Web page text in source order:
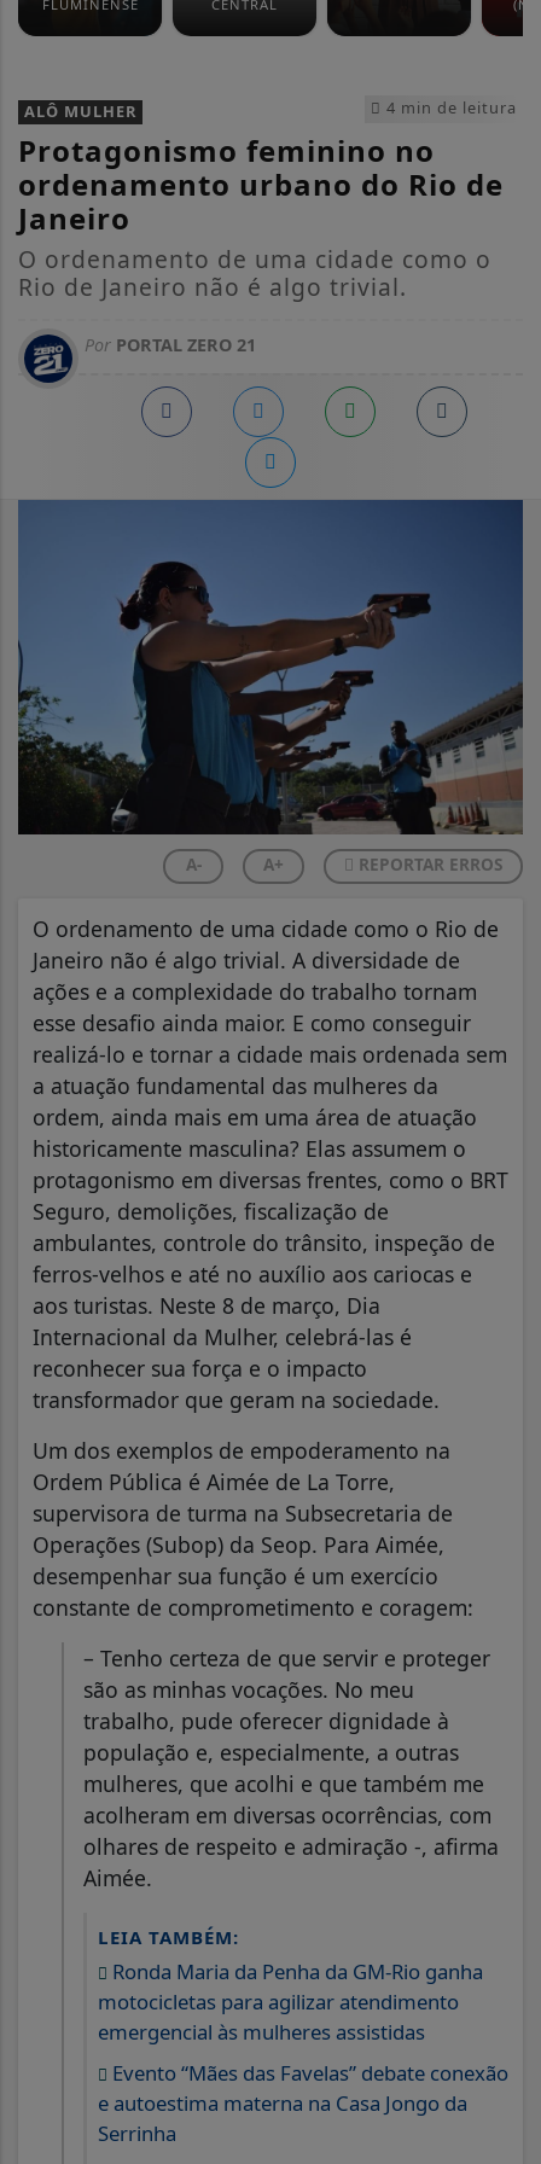
FLUMINENSE
CENTRAL
4 min de leitura
ALÔ MULHER
Protagonismo feminino no
ordenamento urbano do Rio de
Janeiro
O ordenamento de uma cidade como o
Rio de Janeiro não é algo trivial.
Por PORTAL ZERO 21
A- A+ REPORTAR ERROS
O ordenamento de uma cidade como o Rio de
Janeiro não é algo trivial. A diversidade de
ações e a complexidade do trabalho tornam
esse desafio ainda maior. E como conseguir
realizá-lo e tornar a cidade mais ordenada sem
a atuação fundamental das mulheres da
ordem, ainda mais em uma área de atuação
historicamente masculina? Elas assumem o
protagonismo em diversas frentes, como o BRT
Seguro, demolições, fiscalização de
ambulantes, controle do trânsito, inspeção de
ferros-velhos e até no auxílio aos cariocas e
aos turistas. Neste 8 de março, Dia
Internacional da Mulher, celebrá-las é
reconhecer sua força e o impacto
transformador que geram na sociedade.
Um dos exemplos de empoderamento na
Ordem Pública é Aimée de La Torre,
supervisora de turma na Subsecretaria de
Operações (Subop) da Seop. Para Aimée,
desempenhar sua função é um exercício
constante de comprometimento e coragem:
– Tenho certeza de que servir e proteger
são as minhas vocações. No meu
trabalho, pude oferecer dignidade à
população e, especialmente, a outras
mulheres, que acolhi e que também me
acolheram em diversas ocorrências, com
olhares de respeito e admiração -, afirma
Aimée.
LEIA TAMBÉM:
Ronda Maria da Penha da GM-Rio ganha
motocicletas para agilizar atendimento
emergencial às mulheres assistidas
Evento “Mães das Favelas” debate conexão
e autoestima materna na Casa Jongo da
Serrinha